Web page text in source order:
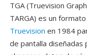
TGA (Truevision
TARGA) es un
Truevision en 1984
de pantalla diseñadas